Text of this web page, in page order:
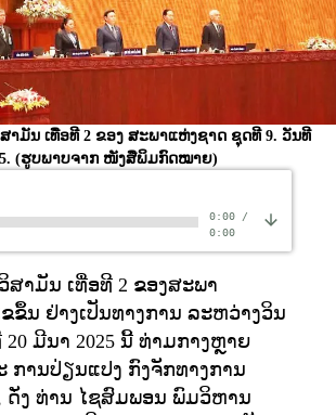
ມັນ ເທື່ອທີ 2 ຂອງ ສະພາແຫ່ງຊາດ ຊຸດທີ 9. ວັນທີ
(ຮູບພາບຈາກ ໜັງສືພິມກົດໝາຍ)
0:00/
0:00
າມັນ ເທື່ອທີ 2 ຂອງສະພາ
ຂຶ້ນ ຢ່າງເປັນທາງການ ລະຫວ່າງວິນ
ມີນາ 2025 ນີ້ ທ່າມກາງຫຼາຍ
ການປ່ຽນແປງ ກົງຈັກທາງການ
ດັ່ງ ທ່ານ ໄຊສົມພອນ ພົມວິຫານ